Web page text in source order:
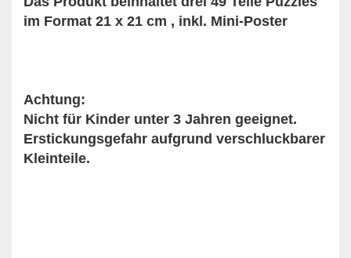
im Format 21 x 21 cm , inkl. Mini-Poster
Achtung:
Nicht für Kinder unter 3 Jahren geeignet.
Erstickungsgefahr aufgrund verschluckbarer
Kleinteile.